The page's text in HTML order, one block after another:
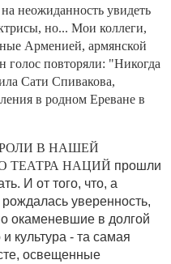
неожиданность увидеть
но... Мои коллеги,
Арменией, армянской
повторяли: "Никогда
Сати Спивакова,
в родном Ереване в
В НАШЕЙ
ТЕАТРА НАЦИЙ прошли
И от того, что, а
уверенность,
окаменевшие в долгой
культура - та самая
освещенные